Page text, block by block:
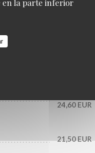
en la parte inferior
24,60 EUR
21,50 EUR